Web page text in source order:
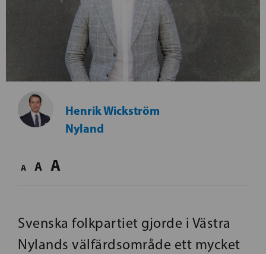
Henrik Wickström
Nyland
A A A
Svenska folkpartiet gjorde i Västra
Nylands välfärdsområde ett mycket